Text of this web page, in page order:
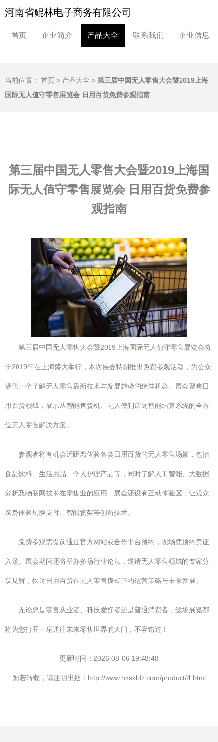
河南省鲲林电子商务有限公司
首页 企业简介 产品大全 联系我们 企业信息
当前位置： 首页 > 产品大全 > 第三届中国无人零售大会暨2019上海
国际无人值守零售展览会 日用百货免费参观指南
第三届中国无人零售大会暨2019上海国
际无人值守零售展览会 日用百货免费参
观指南
第三届中国无人零售大会暨2019上海国际无人值守零售展览会将
于2019年在上海盛大举行，本次展会特别推出免费参观活动，为公众
提供一个了解无人零售最新技术与发展趋势的绝佳机会。展会聚焦日
用百货领域，展示从智能售货机、无人便利店到智能结算系统的全方
位无人零售解决方案。
参观者将有机会近距离体验各类日用百货的无人零售场景，包括
食品饮料、生活用品、个人护理产品等，同时了解人工智能、大数据
分析及物联网技术在零售业的应用。展会还设有互动体验区，让观众
亲身体验刷脸支付、智能货架等创新技术。
免费参观需提前通过官方网站或合作平台预约，现场凭预约凭证
入场。展会期间还将举办多场行业论坛，邀请无人零售领域的专家分
享见解，探讨日用百货在无人零售模式下的运营策略与未来发展。
无论您是零售从业者、科技爱好者还是普通消费者，这场展览都
将为您打开一扇通往未来零售世界的大门，不容错过！
更新时间：2026-08-06 19:48:48
如若转载，请注明出处：http://www.hnskldz.com/product/4.html